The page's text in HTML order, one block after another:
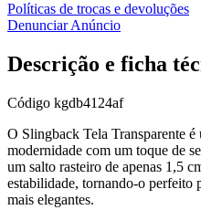
Políticas de trocas e devoluções
Denunciar Anúncio
Descrição e ficha
Código kgdb4124af
O Slingback Tela Transparente
modernidade com um toque de
um salto rasteiro de apenas 1,5
estabilidade, tornando-o perfeito
mais elegantes.